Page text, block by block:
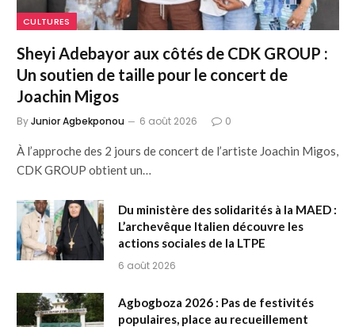
CULTURES
Sheyi Adebayor aux côtés de CDK GROUP :
Un soutien de taille pour le concert de
Joachin Migos
ByJunior Agbekponou 6 août 2026 0
À l’approche des 2 jours de concert de l’artiste Joachin Migos,
CDK GROUP obtient un…
Du ministère des solidarités à la MAED :
L’archevêque Italien découvre les
actions sociales de la LTPE
6 août 2026
Agbogboza 2026 : Pas de festivités
populaires, place au recueillement